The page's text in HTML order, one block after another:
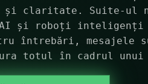
și claritate. Suite-ul
AI și roboți
întrebări, mesajele
totul în cadrul unui